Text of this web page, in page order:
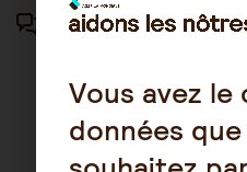
FORUM
Vous avez le
données